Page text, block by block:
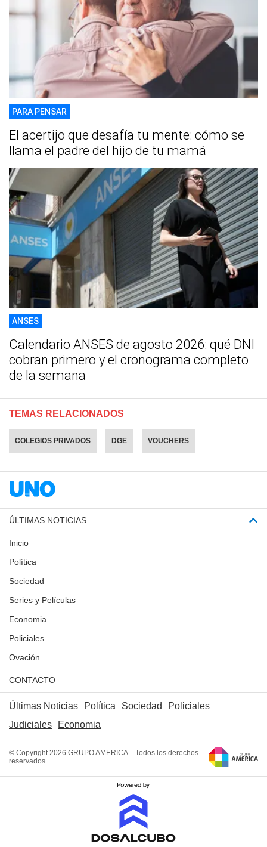
PARA PENSAR
El acertijo que desafía tu mente: cómo se
llama el padre del hijo de tu mamá
ANSES
Calendario ANSES de agosto 2026: qué DNI
cobran primero y el cronograma completo
de la semana
TEMAS RELACIONADOS
COLEGIOS PRIVADOS DGE VOUCHERS
ÚLTIMAS NOTICIAS
Inicio
Política
Sociedad
Series y Películas
Economia
Policiales
Ovación
CONTACTO
Últimas Noticias Política Sociedad
Policiales
Judiciales
Economia
© Copyright 2026 GRUPO AMERICA – Todos los derechos
reservados